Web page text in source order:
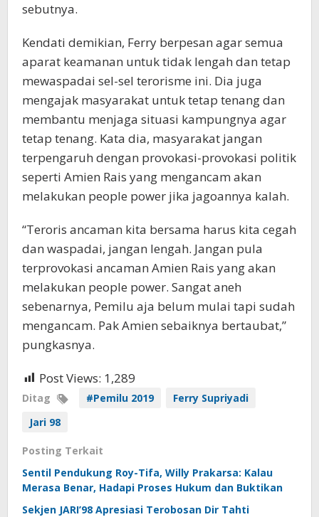
sebutnya.
Kendati demikian, Ferry berpesan agar semua
aparat keamanan untuk tidak lengah dan tetap
mewaspadai sel-sel terorisme ini. Dia juga
mengajak masyarakat untuk tetap tenang dan
membantu menjaga situasi kampungnya agar
tetap tenang. Kata dia, masyarakat jangan
terpengaruh dengan provokasi-provokasi politik
seperti Amien Rais yang mengancam akan
melakukan people power jika jagoannya kalah.
“Teroris ancaman kita bersama harus kita cegah
dan waspadai, jangan lengah. Jangan pula
terprovokasi ancaman Amien Rais yang akan
melakukan people power. Sangat aneh
sebenarnya, Pemilu aja belum mulai tapi sudah
mengancam. Pak Amien sebaiknya bertaubat,”
pungkasnya.
Post Views: 1,289
Ditag #Pemilu 2019
Ferry Supriyadi
Jari 98
Posting Terkait
Sentil Pendukung Roy-Tifa, Willy Prakarsa: Kalau
Merasa Benar, Hadapi Proses Hukum dan Buktikan
Sekjen JARI’98 Apresiasi Terobosan Dir Tahti